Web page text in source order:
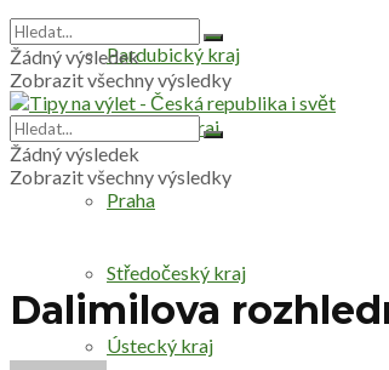
Pardubický kraj
Plzeňský kraj
Praha
Středočeský kraj
Ústecký kraj
Žádný výsledek
Zobrazit všechny výsledky
Žádný výsledek
Zobrazit všechny výsledky
Dalimilova